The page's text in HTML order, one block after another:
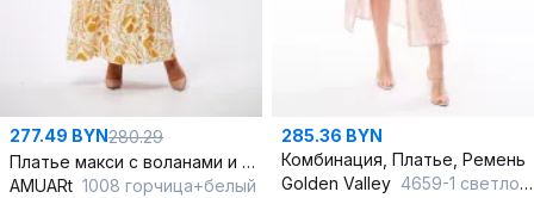
277.49 BYN280.29
Платье макси с воланами и застежкой на пуговицы
AMUARt 1008 горчица+белый
285.36 BYN
Комбинация, Платье, Ремень
Golden Valley 4659-1 светло-оранжевый